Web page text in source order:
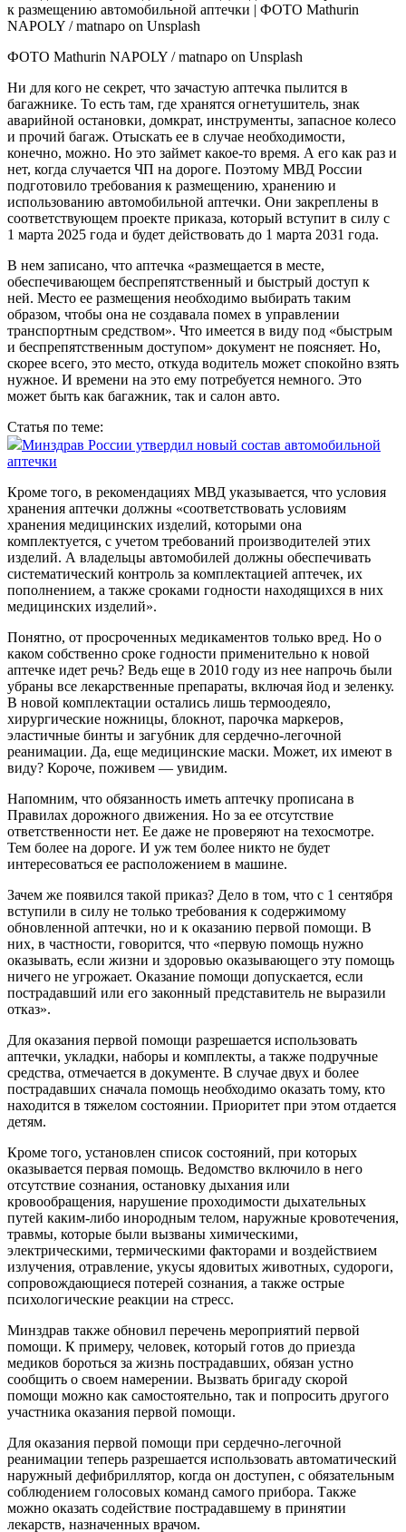
ФОТО Mathurin NAPOLY / matnapo on Unsplash
Ни для кого не секрет, что зачас­тую аптечка пылится в
багажнике. То есть там, где хранятся огнетушитель, знак
аварийной остановки, домкрат, инструменты, запасное колесо
и прочий багаж. Отыс­кать ее в случае необходимости,
конечно, можно. Но это займет какое‑то время. А его как раз и
нет, когда случается ЧП на дороге. Поэтому МВД России
подготовило требования к размещению, хранению и
использованию автомобильной аптечки. Они закреплены в
соответствующем проекте приказа, который вступит в силу с
1 марта 2025 года и будет действовать до 1 марта 2031 года.
В нем записано, что аптечка «размещается в месте,
обеспечивающем беспрепятственный и быстрый доступ к
ней. Место ее размещения необходимо выбирать таким
образом, чтобы она не создавала помех в управлении
транспортным средством». Что имеется в виду под «быстрым
и беспрепятственным доступом» документ не поясняет. Но,
скорее всего, это место, откуда водитель может спокойно взять
нужное. И времени на это ему потребуется немного. Это
может быть как багажник, так и салон авто.
Статья по теме:
Минздрав России утвердил новый состав автомобильной
аптечки
Кроме того, в рекомендациях МВД указывается, что условия
хранения аптечки должны «соответствовать условиям
хранения медицинских изделий, которыми она
комплектуется, с учетом требований производителей этих
изделий. А владельцы автомобилей должны обеспечивать
систематический контроль за комплекта­цией аптечек, их
пополнением, а также сроками годности находящихся в них
медицинских изделий».
Понятно, от просроченных медикаментов только вред. Но о
каком собственно сроке годности применительно к новой
аптечке идет речь? Ведь еще в 2010 году из нее напрочь были
убраны все лекарственные препараты, включая йод и зеленку.
В новой комплектации остались лишь термоодеяло,
хирургические ножницы, блокнот, парочка маркеров,
эластичные бинты и загубник для сердечно-легочной
реанимации. Да, еще медицинские маски. Может, их имеют в
виду? Короче, поживем — увидим.
Напомним, что обязанность иметь аптечку прописана в
Правилах дорожного движения. Но за ее отсутствие
ответственности нет. Ее даже не проверяют на техосмотре.
Тем более на дороге. И уж тем более никто не будет
интересоваться ее расположением в машине.
Зачем же появился такой приказ? Дело в том, что с 1 сентября
вступили в силу не только требования к содержимому
обновленной аптечки, но и к оказанию первой помощи. В
них, в частности, говорится, что «первую помощь нужно
оказывать, если жизни и здоровью оказывающего эту помощь
ничего не угрожает. Оказание помощи допускается, если
пострадавший или его законный представитель не выразили
отказ».
Для оказания первой помощи разрешается использовать
аптечки, укладки, наборы и комплекты, а также подручные
средства, отмечается в документе. В случае двух и более
пострадавших сначала помощь необходимо оказать тому, кто
находится в тяжелом состоянии. Приоритет при этом отдается
детям.
Кроме того, установлен список состояний, при которых
оказывается первая помощь. Ведомство включило в него
отсутствие сознания, остановку дыхания или
кровообращения, нарушение проходимости дыхательных
путей каким‑либо инородным телом, наружные кровотечения,
травмы, которые были вызваны химическими,
электрическими, термическими факторами и воздействием
излучения, отравление, укусы ядовитых животных, судороги,
сопровождающиеся потерей сознания, а также острые
психологические реакции на стресс.
Минздрав также обновил перечень мероприятий первой
помощи. К примеру, человек, который готов до приезда
медиков бороться за жизнь пострадавших, обязан устно
сообщить о своем намерении. Вызвать бригаду скорой
помощи можно как самостоятельно, так и попросить другого
участника оказания первой помощи.
Для оказания первой помощи при сердечно-легочной
реанимации теперь разрешается использовать автоматический
наружный дефибриллятор, когда он доступен, с обязательным
соблюдением голосовых команд самого прибора. Также
можно оказать содействие пострадавшему в принятии
лекарств, назначенных врачом.